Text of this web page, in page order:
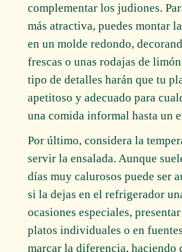
complementar los judiones.
más atractiva, puedes montar
en un molde redondo,
frescas o unas rodajas de
tipo de detalles harán que tu
apetitoso y adecuado para
una comida informal hasta un
Por último, considera la
servir la ensalada. Aunque
días muy calurosos puede ser
si la dejas en el refrigerador
ocasiones especiales,
platos individuales o en
marcar la diferencia, haciendo